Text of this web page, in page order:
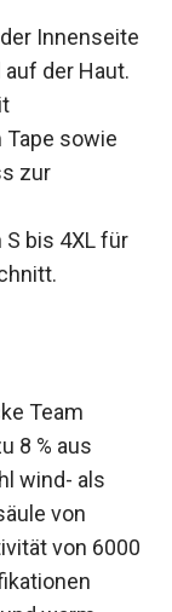
auch bei
Gefühl
sowie
zur
Team
8 % aus
wind- als
von